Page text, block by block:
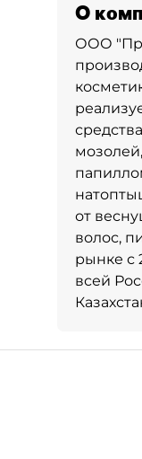
О
ООО
от
волос,
рынке с
всей